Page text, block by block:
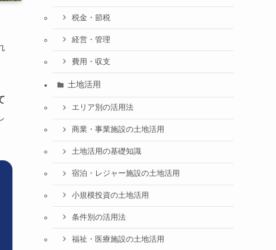
税金・節税
経営・管理
費用・収支
土地活用
エリア別の活用法
商業・事業施設の土地活用
土地活用の基礎知識
宿泊・レジャー施設の土地活用
小規模投資の土地活用
条件別の活用法
福祉・医療施設の土地活用